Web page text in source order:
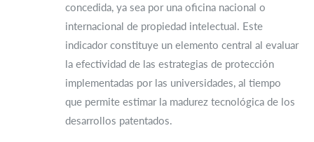
concedida, ya sea por una oficina nacional o
internacional de propiedad intelectual. Este
indicador constituye un elemento central al evaluar
la efectividad de las estrategias de protección
implementadas por las universidades, al tiempo
que permite estimar la madurez tecnológica de los
desarrollos patentados.